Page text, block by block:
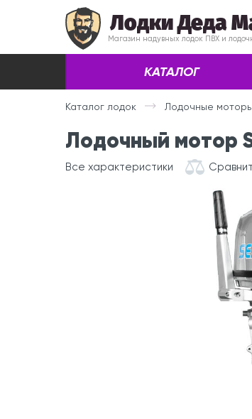
Лодки Деда
Магазин надувных лодок ПВХ и
КАТАЛОГ
Каталог лодок Лодочные моторы
Лодочный мотор
Все характеристики